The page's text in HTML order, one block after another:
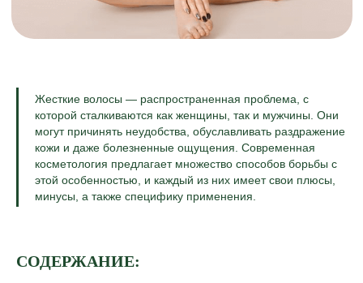
Жесткие волосы — распространенная проблема, с
которой сталкиваются как женщины, так и мужчины. Они
могут причинять неудобства, обуславливать раздражение
кожи и даже болезненные ощущения. Современная
косметология предлагает множество способов борьбы с
этой особенностью, и каждый из них имеет свои плюсы,
минусы, а также специфику применения.
СОДЕРЖАНИЕ: